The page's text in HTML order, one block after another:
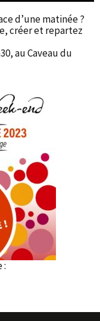
d’une matinée ?
créer et repartez
au Caveau du
: